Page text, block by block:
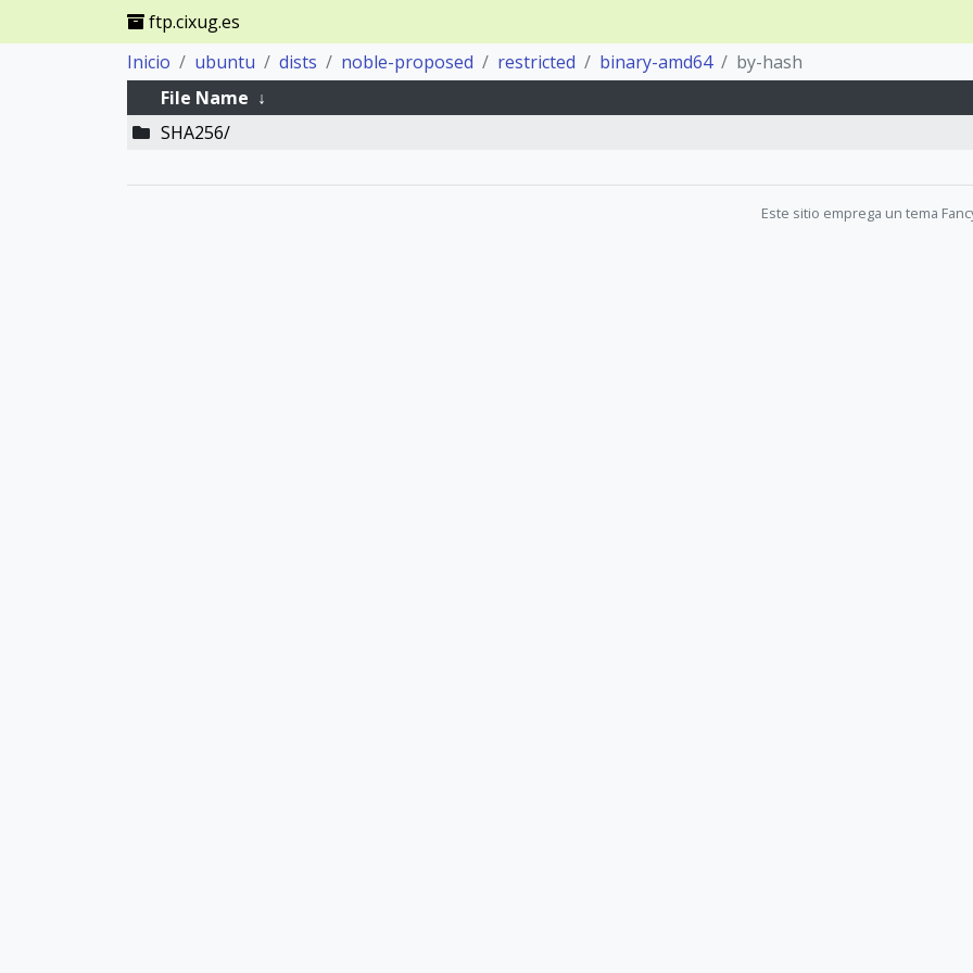
ftp.cixug.es
Inicio
ubuntu dists noble-proposed restricted binary-amd64
by-hash
File Name ↓
SHA256/
Este sitio emprega un tema